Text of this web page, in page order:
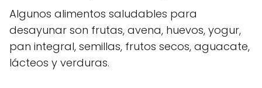
Algunos alimentos saludables para
desayunar son frutas, avena, huevos, yogur,
pan integral, semillas, frutos secos, aguacate,
lácteos y verduras.